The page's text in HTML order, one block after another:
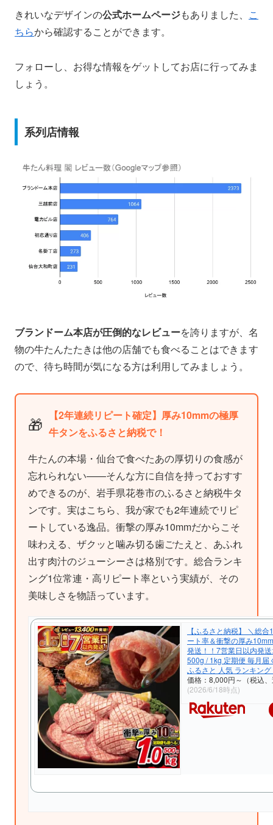
きれいなデザインの公式ホームページもありました、 こ
ちらから確認することができます。
フォローし、お得な情報をゲットしてお店に行ってみま
しょう。
系列店情報
ブランドーム本店が圧倒的なレビューを誇りますが、名
物の牛たんたたきは他の店舗でも食べることはできます
ので、待ち時間が気になる方は利用してみましょう。
🎁
【2年連続リピート確定】厚み10mmの極厚
牛タンをふるさと納税で！
牛たんの本場・仙台で食べたあの厚切りの食感が
忘れられない——そんな方に自信を持っておすす
めできるのが、岩手県花巻市のふるさと納税牛タ
ンです。実はこちら、我が家でも2年連続でリピ
ートしている逸品。衝撃の厚み10mmだからこそ
味わえる、ザクッと噛み切る歯ごたえと、あふれ
出す肉汁のジューシーさは格別です。総合ランキ
ング1位常連・高リピート率という実績が、その
美味しさを物語っています。
【ふるさと納税】 ＼総
ート率＆衝撃の厚み
発送！！7営業日以内発
500g / 1kg 定期便 毎月届
ふるさと 人気 ランキン
価格：8,000円～（税込
(2026/6/18時点)